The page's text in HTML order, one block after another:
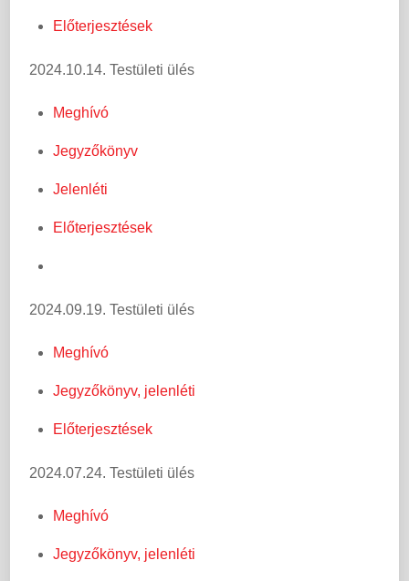
Előterjesztések
2024.10.14. Testületi ülés
Meghívó
Jegyzőkönyv
Jelenléti
Előterjesztések
2024.09.19. Testületi ülés
Meghívó
Jegyzőkönyv, jelenléti
Előterjesztések
2024.07.24. Testületi ülés
Meghívó
Jegyzőkönyv, jelenléti